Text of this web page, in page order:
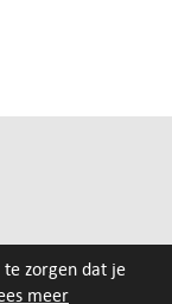
zorgen dat je
meer